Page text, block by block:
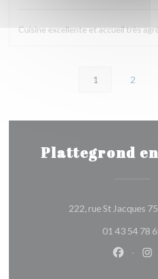
Cuisine excellente et accueil très
1 2
Plattegrond
222, rue St Jacques
01 43 54 78